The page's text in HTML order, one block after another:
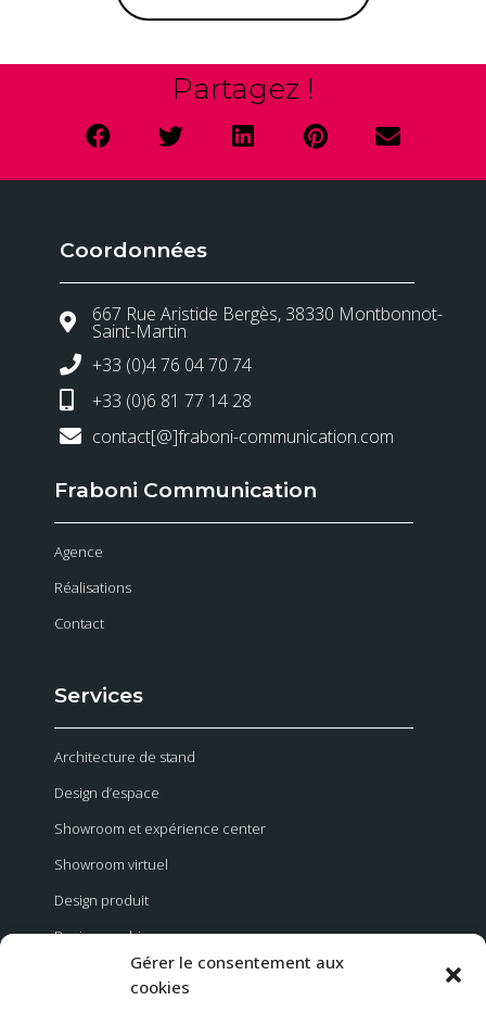
Gérer le consentement aux
cookies
Partagez !
Coordonnées
667 Rue Aristide Bergès, 38330 Montbonnot-
Saint-Martin
+33 (0)4 76 04 70 74
+33 (0)6 81 77 14 28
contact[@]fraboni-communication.com
Fraboni Communication
Agence
Réalisations
Contact
Services
Architecture de stand
Design d’espace
Showroom et expérience center
Showroom virtuel
Design produit
Design graphique
Evénementiel